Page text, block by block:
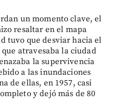
un momento clave, el
resaltar en el mapa
tuvo que desviar hacia el
atravesaba la ciudad
la supervivencia
a las inundaciones
de ellas, en 1957, casi
y dejó más de 80